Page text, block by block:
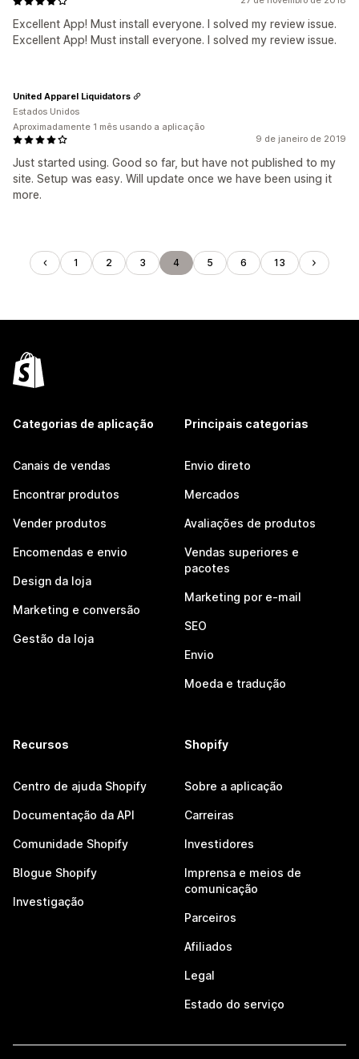
Excellent App! Must install everyone. I solved my review issue.
Excellent App! Must install everyone. I solved my review issue.
9 de janeiro de 2019
Just started using. Good so far, but have not published to my
site. Setup was easy. Will update once we have been using it
more.
United Apparel Liquidators
Estados Unidos
Aproximadamente 1 mês usando a aplicação
1 2 3 4 5 6 13
Categorias de aplicação
Canais de vendas
Encontrar produtos
Vender produtos
Encomendas e envio
Design da loja
Marketing e conversão
Gestão da loja
Principais categorias
Envio direto
Mercados
Avaliações de produtos
Vendas superiores e
pacotes
Marketing por e-mail
SEO
Envio
Moeda e tradução
Recursos
Centro de ajuda Shopify
Documentação da API
Comunidade Shopify
Blogue Shopify
Investigação
Shopify
Sobre a aplicação
Carreiras
Investidores
Imprensa e meios de
comunicação
Parceiros
Afiliados
Legal
Estado do serviço